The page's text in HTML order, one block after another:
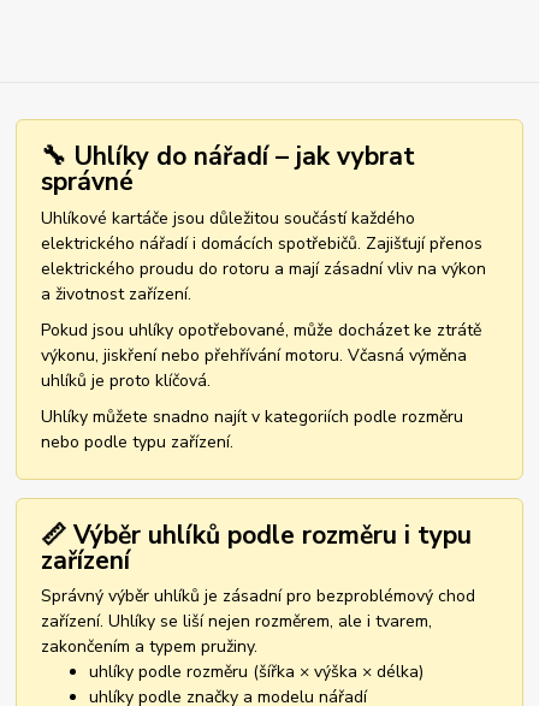
🔧 Uhlíky do nářadí – jak vybrat
správné
Uhlíkové kartáče jsou důležitou součástí každého
elektrického nářadí i domácích spotřebičů. Zajišťují přenos
elektrického proudu do rotoru a mají zásadní vliv na výkon
a životnost zařízení.
Pokud jsou uhlíky opotřebované, může docházet ke ztrátě
výkonu, jiskření nebo přehřívání motoru. Včasná výměna
uhlíků je proto klíčová.
Uhlíky můžete snadno najít v kategoriích podle rozměru
nebo podle typu zařízení.
📏 Výběr uhlíků podle rozměru i typu
zařízení
Správný výběr uhlíků je zásadní pro bezproblémový chod
zařízení. Uhlíky se liší nejen rozměrem, ale i tvarem,
zakončením a typem pružiny.
uhlíky podle rozměru (šířka × výška × délka)
uhlíky podle značky a modelu nářadí